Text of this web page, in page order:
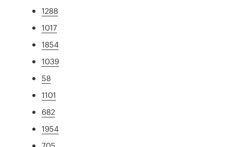
1288
1017
1854
1039
58
1101
682
1954